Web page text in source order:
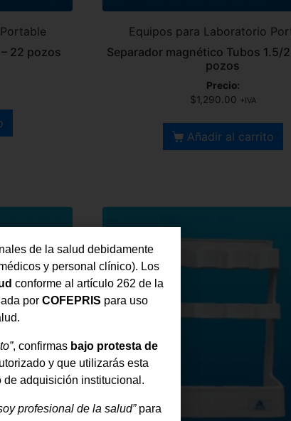
22 pozos
Equipos para Laboratorio
Separador magnético Tubos 1.5/
pozos
Precio:
$1,290.00 +IVA
Añadir al carrito
de la salud debidamente
y personal clínico). Los
conforme al artículo 262 de la
por COFEPRIS para uso
, confirmas bajo protesta de
y que utilizarás esta
adquisición institucional.
profesional de la salud”para